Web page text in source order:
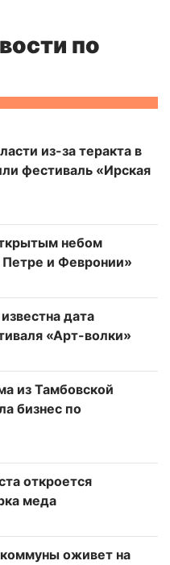
по
из-за теракта в
фестиваль «Ирская
небом
и Февронии»
дата
«Арт-волки»
из Тамбовской
бизнес по
откроется
меда
оживет на